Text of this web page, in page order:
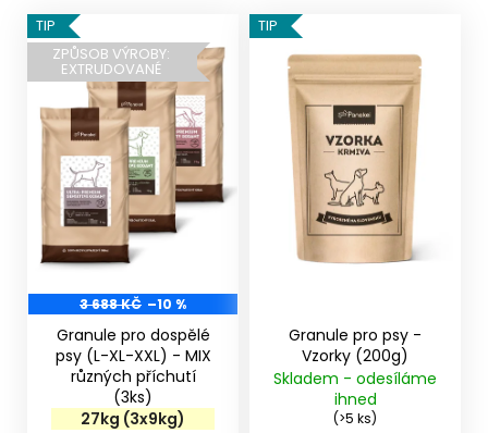
V
ý
p
k
TIP
ZPŮSOB VÝROBY:
EXTRUDOVANÉ
3 688 KČ –10 %
Granule pro dospělé
psy (L-XL-XXL) - MIX
různých příchutí
27kg (3x9kg)
TIP
Granule pro psy -
Vzorky (200g)
Skladem - odesíláme
ihned
(>5 ks)